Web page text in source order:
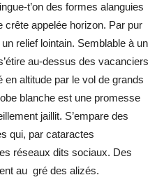
t’on des formes alanguies
crête appelée horizon. Par pur
relief lointain. Semblable à un
au-dessus des vacanciers
en altitude par le vol de grands
blanche est une promesse
jaillit. S’empare des
qui, par cataractes
réseaux dits sociaux. Des
au gré des alizés.